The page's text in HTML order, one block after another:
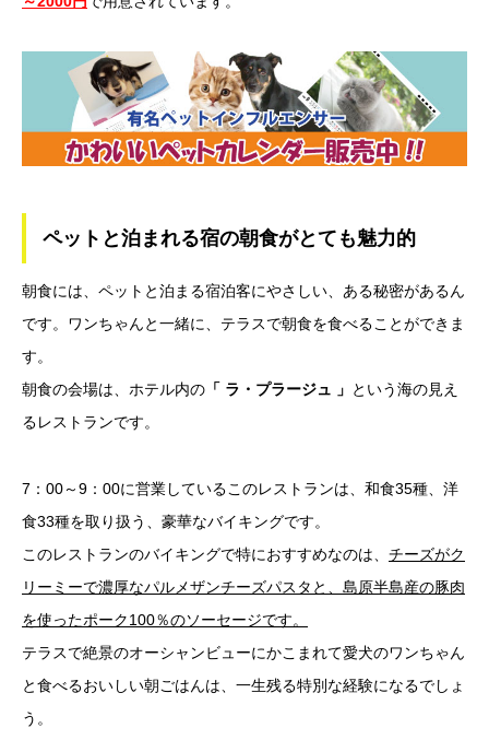
ペットと泊まれる宿の朝食がとても魅力的
朝食には、ペットと泊まる宿泊客にやさしい、ある秘密があるん
です。ワンちゃんと一緒に、テラスで朝食を食べることができま
す。
朝食の会場は、ホテル内の 「 ラ・プラージュ 」 という海の見え
るレストランです。
7：00～9：00に営業しているこのレストランは、和食35種、洋
食33種を取り扱う、豪華なバイキングです。
このレストランのバイキングで特におすすめなのは、 チーズがク
リーミーで濃厚なパルメザンチーズパスタと、島原半島産の豚肉
を使ったポーク100％のソーセージです。
テラスで絶景のオーシャンビューにかこまれて愛犬のワンちゃん
と食べるおいしい朝ごはんは、一生残る特別な経験になるでしょ
う。